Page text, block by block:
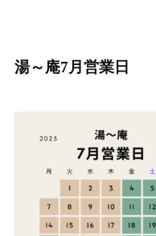
湯～庵7月営業日